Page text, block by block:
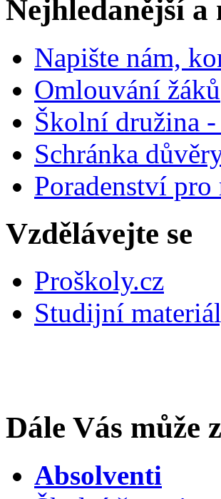
Nejhledanější
Napište nám,
Omlouvání žáků
Školní družina
Schránka
Poradenství
Vzdělávejte se
Proškoly.cz
Studijní
Dále Vás může
Absolventi